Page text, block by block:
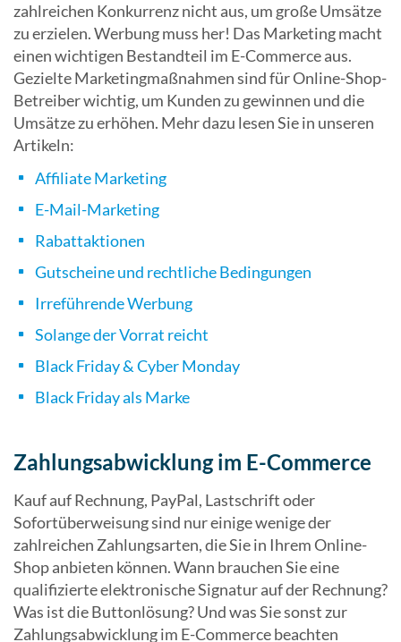
zahlreichen Konkurrenz nicht aus, um große Umsätze
zu erzielen. Werbung muss her! Das Marketing macht
einen wichtigen Bestandteil im E-Commerce aus.
Gezielte Marketingmaßnahmen sind für Online-Shop-
Betreiber wichtig, um Kunden zu gewinnen und die
Umsätze zu erhöhen. Mehr dazu lesen Sie in unseren
Artikeln:
Affiliate Marketing
E-Mail-Marketing
Rabattaktionen
Gutscheine und rechtliche Bedingungen
Irreführende Werbung
Solange der Vorrat reicht
Black Friday & Cyber Monday
Black Friday als Marke
Zahlungsabwicklung im E-Commerce
Kauf auf Rechnung, PayPal, Lastschrift oder
Sofortüberweisung sind nur einige wenige der
zahlreichen Zahlungsarten, die Sie in Ihrem Online-
Shop anbieten können. Wann brauchen Sie eine
qualifizierte elektronische Signatur auf der Rechnung?
Was ist die Buttonlösung? Und was Sie sonst zur
Zahlungsabwicklung im E-Commerce beachten